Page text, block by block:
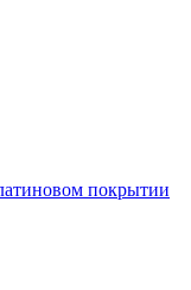
покрытии